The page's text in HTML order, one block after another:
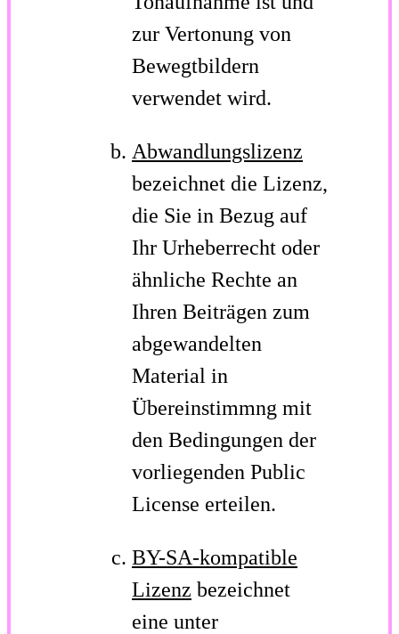
zur Vertonung von
Bewegtbildern
verwendet wird.
Abwandlungslizenz
bezeichnet die Lizenz,
die Sie in Bezug auf
Ihr Urheberrecht oder
ähnliche Rechte an
Ihren Beiträgen zum
abgewandelten
Material in
Übereinstimmng mit
den Bedingungen der
vorliegenden Public
License erteilen.
BY-SA-kompatible
Lizenz bezeichnet
eine unter